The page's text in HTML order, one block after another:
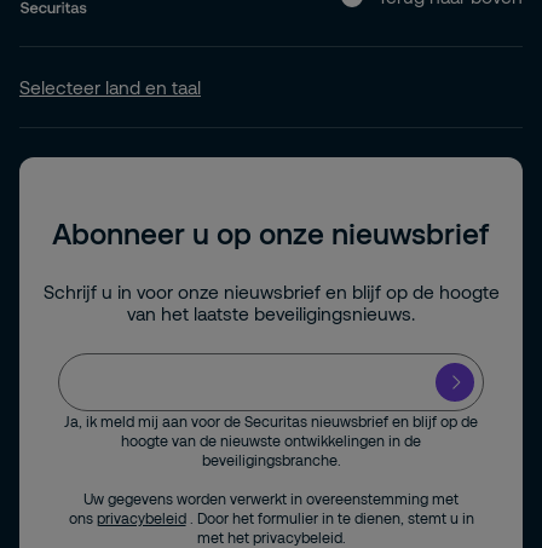
Selecteer land en taal
Abonneer u op onze nieuwsbrief
Schrijf u in voor onze nieuwsbrief en blijf op de hoogte
van het laatste beveiligingsnieuws.
Ja, ik meld mij aan voor de Securitas nieuwsbrief en blijf op de
hoogte van de nieuwste ontwikkelingen in de
beveiligingsbranche.
Uw gegevens worden verwerkt in overeenstemming met
ons privacybeleid
. Door het formulier in te dienen, stemt u in
met het privacybeleid.